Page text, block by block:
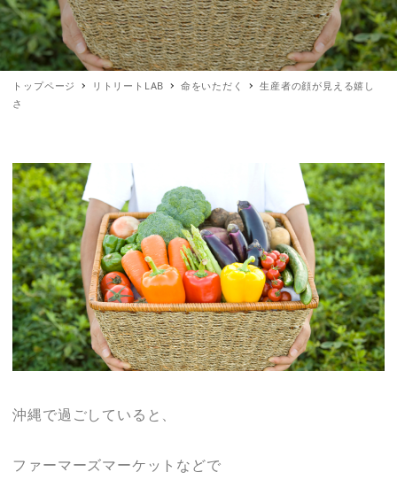
トップページ リトリートLAB 命をいただく
生産者の顔が見える嬉し
さ
沖縄で過ごしていると、
ファーマーズマーケットなどで